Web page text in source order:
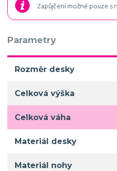
Zapůjčení možné pouze s
Parametry
Rozměr desky
Celková výška
Celková váha
Materiál desky
Materiál nohy